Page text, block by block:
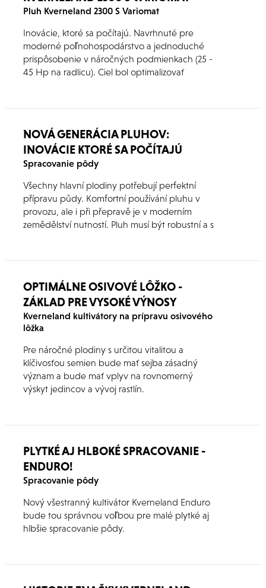
Pluh Kverneland 2300 S Variomat
Inovácie, ktoré sa počítajú. Navrhnuté pre
moderné poľnohospodárstvo a jednoduché
prispôsobenie v náročných podmienkach (25 -
45 Hp na radlicu). Ciel bol optimalizovať
NOVÁ GENERÁCIA PLUHOV:
INOVÁCIE KTORÉ SA POČÍTAJÚ
Spracovanie pôdy
Všechny hlavní plodiny potřebují perfektní
přípravu půdy. Komfortní používání pluhu v
provozu, ale i při přepravě je v moderním
zemědělství nutností. Pluh musí být robustní a s
OPTIMÁLNE OSIVOVÉ LÔŽKO -
ZÁKLAD PRE VYSOKÉ VÝNOSY
Kverneland kultivátory na prípravu osivového
lôžka
Pre náročné plodiny s určitou vitalitou a
klíčivosťou semien bude mať sejba zásadný
význam a bude mať vplyv na rovnomerný
výskyt jedincov a vývoj rastlín.
PLYTKÉ AJ HLBOKÉ SPRACOVANIE -
ENDURO!
Spracovanie pôdy
Nový všestranný kultivátor Kverneland Enduro
bude tou správnou voľbou pre malé plytké aj
hlbšie spracovanie pôdy.